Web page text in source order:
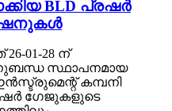
BLD പ്രഷർ
01-28 ന്
സ്ഥാപനമായ
കമ്പനി
ഗേജുകളുടെ